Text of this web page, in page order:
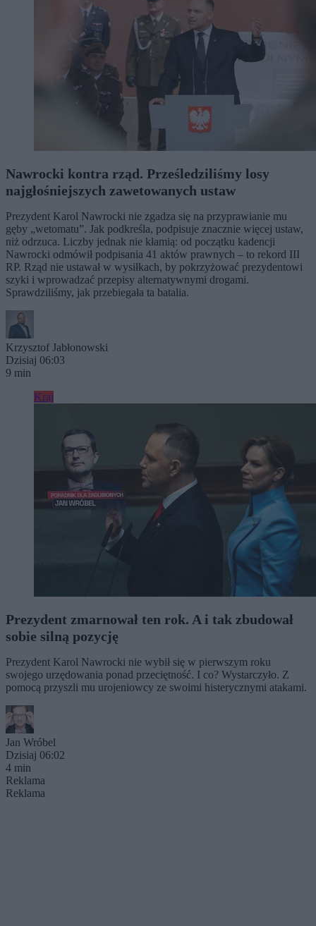
Nawrocki kontra rząd. Prześledziliśmy losy
najgłośniejszych zawetowanych ustaw
Prezydent Karol Nawrocki nie zgadza się na przyprawianie mu
gęby „wetomatu”. Jak podkreśla, podpisuje znacznie więcej ustaw,
niż odrzuca. Liczby jednak nie kłamią: od początku kadencji
Nawrocki odmówił podpisania 41 aktów prawnych – to rekord III
RP. Rząd nie ustawał w wysiłkach, by pokrzyżować prezydentowi
szyki i wprowadzać przepisy alternatywnymi drogami.
Sprawdziliśmy, jak przebiegała ta batalia.
Krzysztof Jabłonowski
Dzisiaj 06:03
9 min
Kraj
Prezydent zmarnował ten rok. A i tak zbudował
sobie silną pozycję
Prezydent Karol Nawrocki nie wybił się w pierwszym roku
swojego urzędowania ponad przeciętność. I co? Wystarczyło. Z
pomocą przyszli mu urojeniowcy ze swoimi histerycznymi atakami.
Jan Wróbel
Dzisiaj 06:02
4 min
Reklama
Reklama